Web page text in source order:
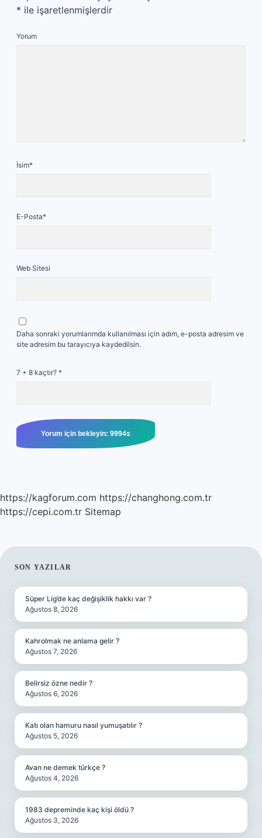
* ile işaretlenmişlerdir
Yorum
İsim*
E-Posta*
Web Sitesi
Daha sonraki yorumlarımda kullanılması için adım, e-posta adresim ve
site adresim bu tarayıcıya kaydedilsin.
7 + 8 kaçtır? *
https://kagforum.com https://changhong.com.tr
https://cepi.com.tr Sitemap
SIDEBAR
SON YAZILAR
Süper Lig’de kaç değişiklik hakkı var ?
Ağustos 8, 2026
Kahrolmak ne anlama gelir ?
Ağustos 7, 2026
Belirsiz özne nedir ?
Ağustos 6, 2026
Katı olan hamuru nasıl yumuşatılır ?
Ağustos 5, 2026
Avan ne demek türkçe ?
Ağustos 4, 2026
1983 depreminde kaç kişi öldü ?
Ağustos 3, 2026